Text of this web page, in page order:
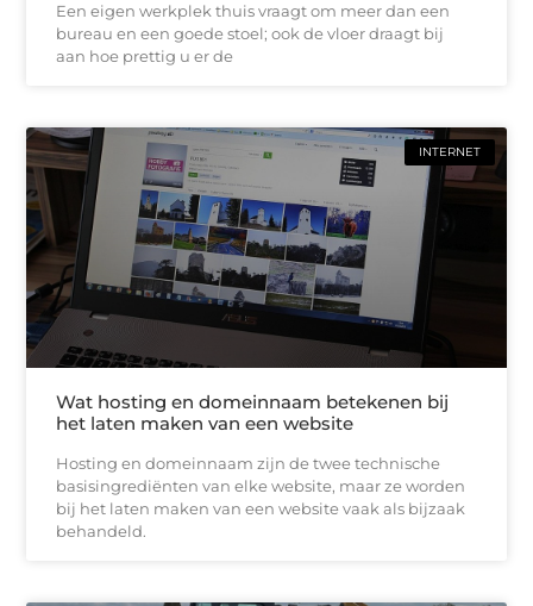
Een eigen werkplek thuis vraagt om meer dan een
bureau en een goede stoel; ook de vloer draagt bij
aan hoe prettig u er de
INTERNET
Wat hosting en domeinnaam betekenen bij
het laten maken van een website
Hosting en domeinnaam zijn de twee technische
basisingrediënten van elke website, maar ze worden
bij het laten maken van een website vaak als bijzaak
behandeld.